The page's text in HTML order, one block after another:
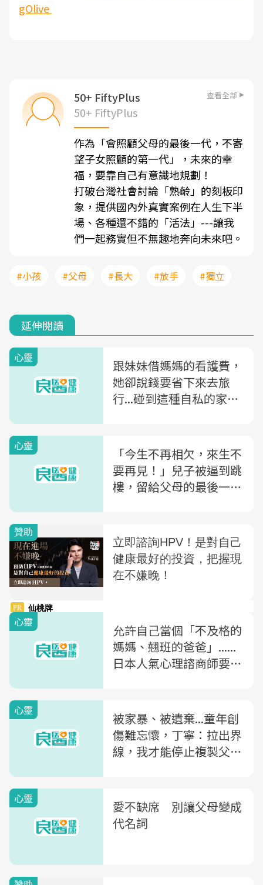
gOlive
50+ FiftyPlus 查看全部
50+ FiftyPlus
作為「會照顧父母的最後一代，不寄
望子女照顧的第一代」，未來的幸
福，要靠自己有意識地規劃！
打破台灣社會討論「熟齡」的刻板印
象，提供國內外真實案例在人生下半
場、各種還不錯的「活法」---讓我
們一起務實但不無趣地奔向未來吧。
#小孩 #父母 #長大 #放手 #獨立
延伸閱讀
心靈
跟妹妹借媽媽的看護費，
她卻說錢要省下來去旅
行...碰到這種自私的家
心靈
「今生不再相欠，來生不
要再見！」兒子被逼到跳
樓，留給父母的最後一句
心靈
允許自己當個「不及格的
媽媽、翹班的爸爸」......
日本人氣心理諮商師要
心靈
被家暴、被遺棄...童年創
傷難忘懷，丁寧：拉出界
線，我才能停止複製父母
心靈
愛不缺席 別讓父母變成
代名詞